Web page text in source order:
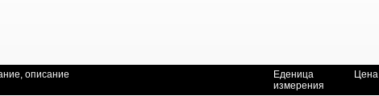
описание
Еденица
измерения
Цена